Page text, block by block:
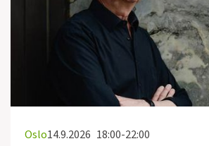
Oslo14.9.2026 18:00-22:00